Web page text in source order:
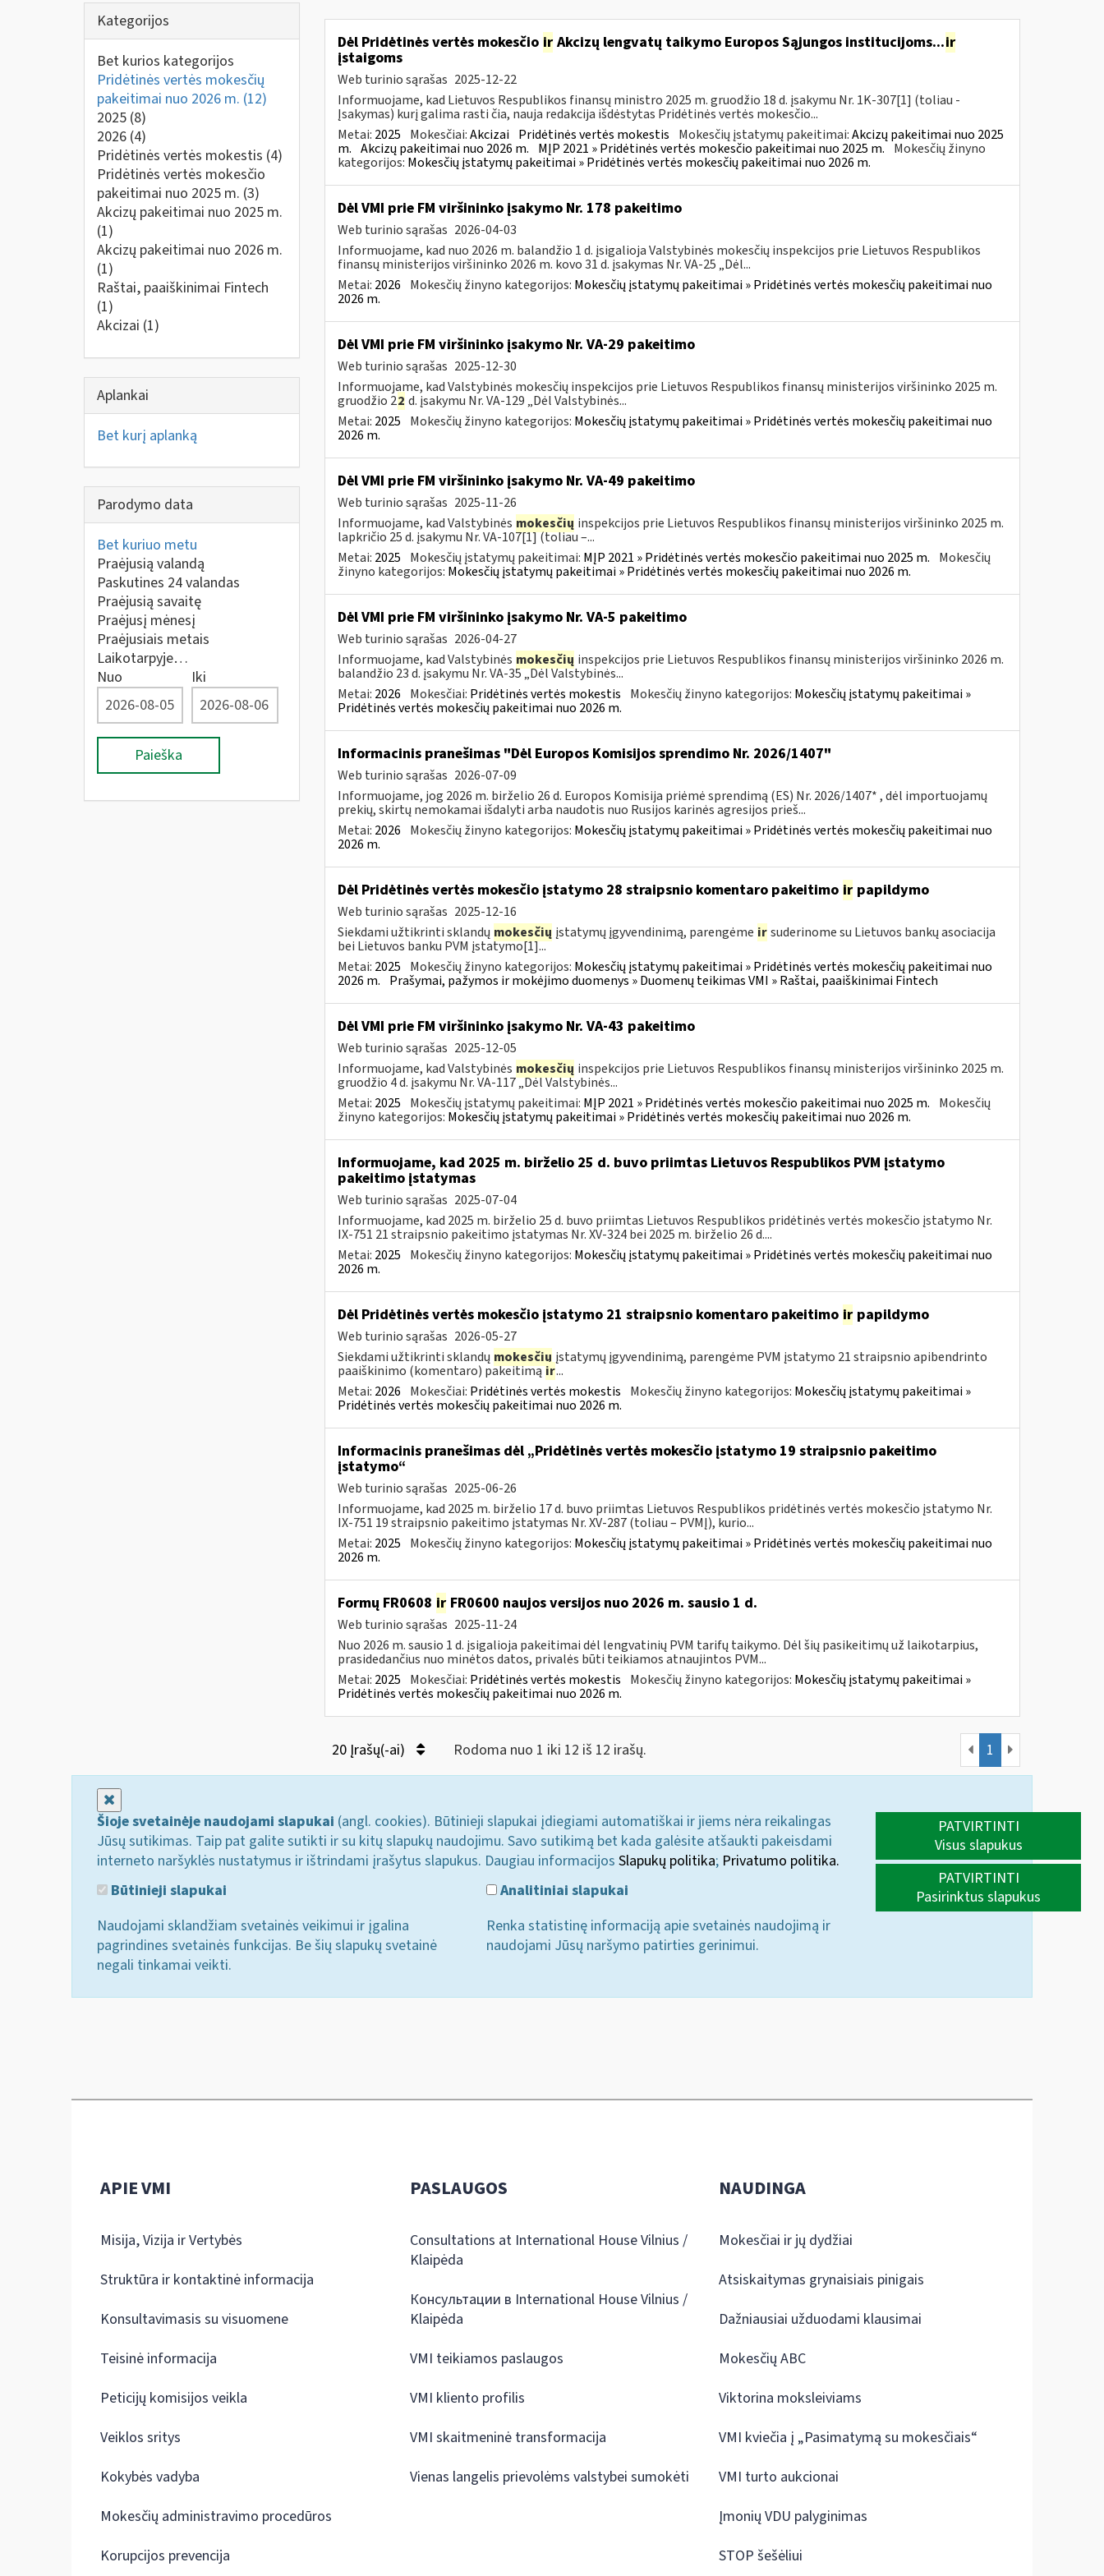
Kategorijos
Bet kurios kategorijos
Pridėtinės vertės mokesčių
pakeitimai nuo 2026 m. (12)
2025 (8)
2026 (4)
Pridėtinės vertės mokestis (4)
Pridėtinės vertės mokesčio
pakeitimai nuo 2025 m. (3)
Akcizų pakeitimai nuo 2025 m.
(1)
Akcizų pakeitimai nuo 2026 m.
(1)
Raštai, paaiškinimai Fintech
(1)
Akcizai (1)
Aplankai
Bet kurį aplanką
Parodymo data
Bet kuriuo metu
Praėjusią valandą
Paskutines 24 valandas
Praėjusią savaitę
Praėjusį mėnesį
Praėjusiais metais
Laikotarpyje…
Nuo
Iki
Paieška
Dėl Pridėtinės vertės mokesčio irAkcizų lengvatų taikymo Europos Sąjungos institucijoms...ir
įstaigoms
Web turinio sąrašas 2025-12-22
Informuojame, kad Lietuvos Respublikos finansų ministro 2025 m. gruodžio 18 d. įsakymu Nr. 1K-307[1] (toliau -
Įsakymas) kurį galima rasti čia, nauja redakcija išdėstytas Pridėtinės vertės mokesčio...
Metai: 2025 Mokesčiai:Akcizai Pridėtinės vertės mokestis Mokesčių įstatymų pakeitimai:Akcizų pakeitimai nuo 2025
m. Akcizų pakeitimai nuo 2026 m. MĮP 2021 » Pridėtinės vertės mokesčio pakeitimai nuo 2025 m. Mokesčių žinyno
kategorijos: Mokesčių įstatymų pakeitimai » Pridėtinės vertės mokesčių pakeitimai nuo 2026 m.
Dėl VMI prie FM viršininko įsakymo Nr. 178 pakeitimo
Web turinio sąrašas 2026-04-03
Informuojame, kad nuo 2026 m. balandžio 1 d. įsigalioja Valstybinės mokesčių inspekcijos prie Lietuvos Respublikos
finansų ministerijos viršininko 2026 m. kovo 31 d. įsakymas Nr. VA-25 „Dėl...
Metai: 2026 Mokesčių žinyno kategorijos: Mokesčių įstatymų pakeitimai » Pridėtinės vertės mokesčių pakeitimai nuo
2026 m.
Dėl VMI prie FM viršininko įsakymo Nr. VA-29 pakeitimo
Web turinio sąrašas 2025-12-30
Informuojame, kad Valstybinės mokesčių inspekcijos prie Lietuvos Respublikos finansų ministerijos viršininko 2025 m.
gruodžio 22 d. įsakymu Nr. VA-129 „Dėl Valstybinės...
Metai: 2025 Mokesčių žinyno kategorijos: Mokesčių įstatymų pakeitimai » Pridėtinės vertės mokesčių pakeitimai nuo
2026 m.
Dėl VMI prie FM viršininko įsakymo Nr. VA-49 pakeitimo
Web turinio sąrašas 2025-11-26
Informuojame, kad Valstybinės mokesčių inspekcijos prie Lietuvos Respublikos finansų ministerijos viršininko 2025 m.
lapkričio 25 d. įsakymu Nr. VA-107[1] (toliau –...
Metai: 2025 Mokesčių įstatymų pakeitimai: MĮP 2021 » Pridėtinės vertės mokesčio pakeitimai nuo 2025 m. Mokesčių
žinyno kategorijos: Mokesčių įstatymų pakeitimai » Pridėtinės vertės mokesčių pakeitimai nuo 2026 m.
Dėl VMI prie FM viršininko įsakymo Nr. VA-5 pakeitimo
Web turinio sąrašas 2026-04-27
Informuojame, kad Valstybinės mokesčių inspekcijos prie Lietuvos Respublikos finansų ministerijos viršininko 2026 m.
balandžio 23 d. įsakymu Nr. VA-35 „Dėl Valstybinės...
Metai: 2026 Mokesčiai: Pridėtinės vertės mokestis Mokesčių žinyno kategorijos: Mokesčių įstatymų pakeitimai »
Pridėtinės vertės mokesčių pakeitimai nuo 2026 m.
Informacinis pranešimas "Dėl Europos Komisijos sprendimo Nr. 2026/1407"
Web turinio sąrašas 2026-07-09
Informuojame, jog 2026 m. birželio 26 d. Europos Komisija priėmė sprendimą (ES) Nr. 2026/1407* , dėl importuojamų
prekių, skirtų nemokamai išdalyti arba naudotis nuo Rusijos karinės agresijos prieš...
Metai: 2026 Mokesčių žinyno kategorijos: Mokesčių įstatymų pakeitimai » Pridėtinės vertės mokesčių pakeitimai nuo
2026 m.
Dėl Pridėtinės vertės mokesčio įstatymo 28 straipsnio komentaro pakeitimo irpapildymo
Web turinio sąrašas 2025-12-16
Siekdami užtikrinti sklandų mokesčių įstatymų įgyvendinimą, parengėme ir suderinome su Lietuvos bankų asociacija
bei Lietuvos banku PVM įstatymo[1]...
Metai: 2025 Mokesčių žinyno kategorijos: Mokesčių įstatymų pakeitimai » Pridėtinės vertės mokesčių pakeitimai nuo
2026 m. Prašymai, pažymos ir mokėjimo duomenys » Duomenų teikimas VMI » Raštai, paaiškinimai Fintech
Dėl VMI prie FM viršininko įsakymo Nr. VA-43 pakeitimo
Web turinio sąrašas 2025-12-05
Informuojame, kad Valstybinės mokesčių inspekcijos prie Lietuvos Respublikos finansų ministerijos viršininko 2025 m.
gruodžio 4 d. įsakymu Nr. VA-117 „Dėl Valstybinės...
Metai: 2025 Mokesčių įstatymų pakeitimai: MĮP 2021 » Pridėtinės vertės mokesčio pakeitimai nuo 2025 m. Mokesčių
žinyno kategorijos: Mokesčių įstatymų pakeitimai » Pridėtinės vertės mokesčių pakeitimai nuo 2026 m.
Informuojame, kad 2025 m. birželio 25 d. buvo priimtas Lietuvos Respublikos PVM įstatymo
pakeitimo įstatymas
Web turinio sąrašas 2025-07-04
Informuojame, kad 2025 m. birželio 25 d. buvo priimtas Lietuvos Respublikos pridėtinės vertės mokesčio įstatymo Nr.
IX-751 21 straipsnio pakeitimo įstatymas Nr. XV-324 bei 2025 m. birželio 26 d....
Metai: 2025 Mokesčių žinyno kategorijos: Mokesčių įstatymų pakeitimai » Pridėtinės vertės mokesčių pakeitimai nuo
2026 m.
Dėl Pridėtinės vertės mokesčio įstatymo 21 straipsnio komentaro pakeitimo irpapildymo
Web turinio sąrašas 2026-05-27
Siekdami užtikrinti sklandų mokesčių įstatymų įgyvendinimą, parengėme PVM įstatymo 21 straipsnio apibendrinto
paaiškinimo (komentaro) pakeitimąir...
Metai: 2026 Mokesčiai: Pridėtinės vertės mokestis Mokesčių žinyno kategorijos: Mokesčių įstatymų pakeitimai »
Pridėtinės vertės mokesčių pakeitimai nuo 2026 m.
Informacinis pranešimas dėl „Pridėtinės vertės mokesčio įstatymo 19 straipsnio pakeitimo
įstatymo“
Web turinio sąrašas 2025-06-26
Informuojame, kad 2025 m. birželio 17 d. buvo priimtas Lietuvos Respublikos pridėtinės vertės mokesčio įstatymo Nr.
IX-751 19 straipsnio pakeitimo įstatymas Nr. XV-287 (toliau – PVMĮ), kurio...
Metai: 2025 Mokesčių žinyno kategorijos: Mokesčių įstatymų pakeitimai » Pridėtinės vertės mokesčių pakeitimai nuo
2026 m.
Formų FR0608 irFR0600 naujos versijos nuo 2026 m. sausio 1 d.
Web turinio sąrašas 2025-11-24
Nuo 2026 m. sausio 1 d. įsigalioja pakeitimai dėl lengvatinių PVM tarifų taikymo. Dėl šių pasikeitimų už laikotarpius,
prasidedančius nuo minėtos datos, privalės būti teikiamos atnaujintos PVM...
Metai: 2025 Mokesčiai: Pridėtinės vertės mokestis Mokesčių žinyno kategorijos: Mokesčių įstatymų pakeitimai »
Pridėtinės vertės mokesčių pakeitimai nuo 2026 m.
20 Įrašų(-ai) Rodoma nuo 1 iki 12 iš 12 irašų. 1
Šioje svetainėje naudojami slapukai (angl. cookies). Būtinieji slapukai įdiegiami automatiškai ir jiems nėra reikalingas
Jūsų sutikimas. Taip pat galite sutikti ir su kitų slapukų naudojimu. Savo sutikimą bet kada galėsite atšaukti pakeisdami
interneto naršyklės nustatymus ir ištrindami įrašytus slapukus. Daugiau informacijos Slapukų politika; Privatumo politika.
Būtinieji slapukai
Naudojami sklandžiam svetainės veikimui ir įgalina
pagrindines svetainės funkcijas. Be šių slapukų svetainė
negali tinkamai veikti.
Analitiniai slapukai
Renka statistinę informaciją apie svetainės naudojimą ir
naudojami Jūsų naršymo patirties gerinimui.
PATVIRTINTI
Visus slapukus
PATVIRTINTI
Pasirinktus slapukus
APIE VMI
Misija, Vizija ir Vertybės
Struktūra ir kontaktinė informacija
Konsultavimasis su visuomene
Teisinė informacija
Peticijų komisijos veikla
Veiklos sritys
Kokybės vadyba
Mokesčių administravimo procedūros
Korupcijos prevencija
PASLAUGOS
Consultations at International House Vilnius /
Klaipėda
Консультации в International House Vilnius /
Klaipėda
VMI teikiamos paslaugos
VMI kliento profilis
VMI skaitmeninė transformacija
Vienas langelis prievolėms valstybei sumokėti
NAUDINGA
Mokesčiai ir jų dydžiai
Atsiskaitymas grynaisiais pinigais
Dažniausiai užduodami klausimai
Mokesčių ABC
Viktorina moksleiviams
VMI kviečia į „Pasimatymą su mokesčiais“
VMI turto aukcionai
Įmonių VDU palyginimas
STOP šešėliui